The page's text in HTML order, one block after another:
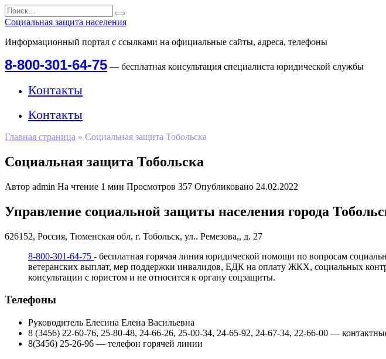
Перейти
к
содержанию
Search
for:
Социальная защита населения
Информационный портал с ссылками на официальные сайты, адреса, телефоны
8-800-301-64-75 — бесплатная консультация специалиста юридической службы
Контакты
Контакты
Главная страница » Социальная защита Тобольска
Социальная защита Тобольска
Автор admin На чтение 1 мин Просмотров 357 Опубликовано 24.02.2022
Управление социальной защиты населения города
626152, Россия, Тюменская обл, г. Тобольск, ул.. Ремезова,, д. 27
8-800-301-64-75 - бесплатная горячая линия юридической помощи по вопросам
ветеранских выплат, мер поддержки инвалидов, ЕДК на оплату ЖКХ, социальных
консультации с юристом и не относится к органу соцзащиты.
Телефоны
Руководитель Елесина Елена Васильевна
8 (3456) 22-60-76, 25-80-48, 24-66-26, 25-00-34, 24-65-92, 24-67-34, 22-66-00 —
8(3456) 25-26-96 — телефон горячей линии